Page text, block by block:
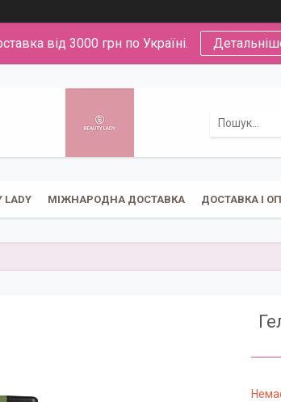
від 3000 грн по Україні.
МІЖНАРОДНА ДОСТАВКА ДОСТАВКА І